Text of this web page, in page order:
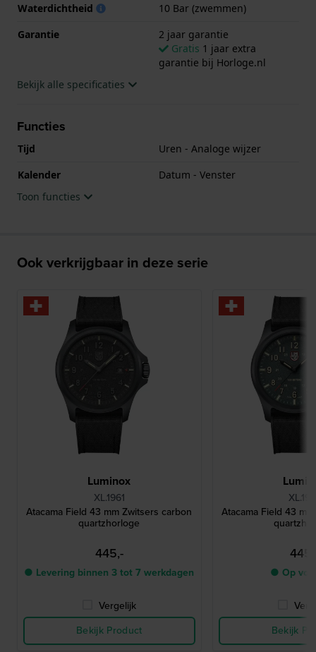
Waterdichtheid
10 Bar (zwemmen)
Garantie
2 jaar garantie
Gratis 1 jaar extra
garantie bij Horloge.nl
Bekijk alle specificaties
Functies
Tijd
Uren - Analoge wijzer
Kalender
Datum - Venster
Toon functies
Ook verkrijgbaar in deze serie
Luminox
XL.1961
Atacama Field 43 mm Zwitsers carbon
quartzhorloge
445,-
● Levering binnen 3 tot 7 werkdagen
Vergelijk
Bekijk Product
Atacama Field 43
● Op
Bekijk